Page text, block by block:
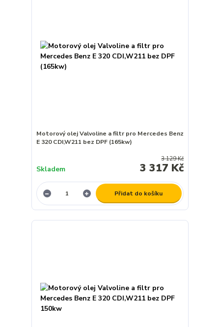
Motorový olej Valvoline a filtr pro Mercedes Benz
E 320 CDI,W211 bez DPF (165kw)
3 129 Kč
3 317 Kč
Skladem
Přidat do košíku